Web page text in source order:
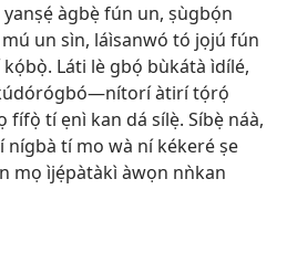
àgbẹ̀ fún un, ṣùgbọ́n
un sìn, láìsanwó tó jọjú fún
Láti lè gbọ́ bùkátà ìdílé,
àtirí tọ́rọ́
tí ẹnì kan dá sílẹ̀. Síbẹ̀ náà,
nígbà tí mo wà ní kékeré ṣe
mọ ìjẹ́pàtàkì àwọn nǹkan